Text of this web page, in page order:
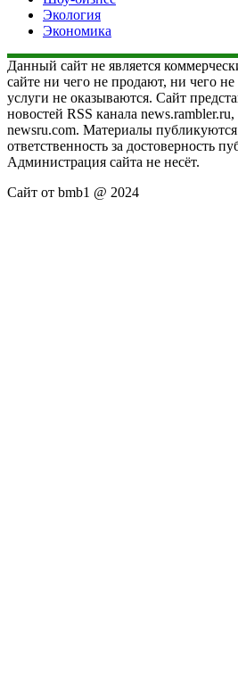
Экология
Экономика
Данный сайт не является
сайте ни чего не продают, ни чего
услуги не оказываются. Сайт
новостей RSS канала
newsru.com. Материалы
ответственность за достоверность
Администрация сайта не несёт.
Сайт от bmb1 @ 2024